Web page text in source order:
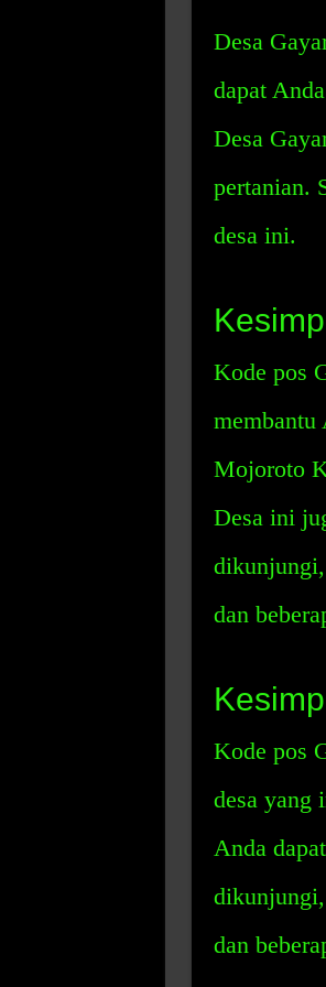
Desa
dapat
Desa
pertanian.
desa ini.
Kode pos
membantu
Mojoroto
Desa ini
dan
Kode pos
desa yang
Anda
dan